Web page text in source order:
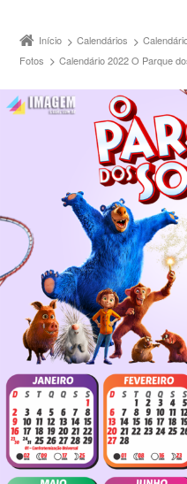
Início Calendários
Fotos
Calendário 2022 O Parque